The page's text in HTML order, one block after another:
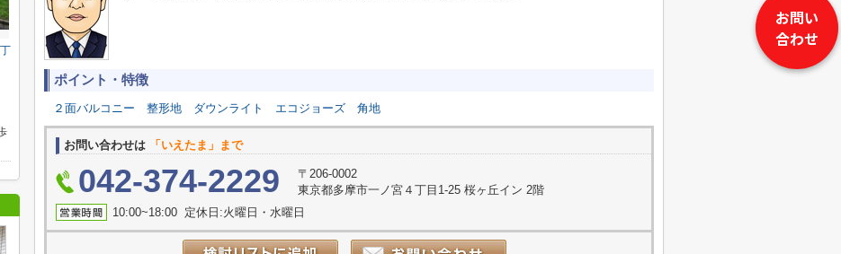
お問い
合わせ
ポイント・特徴
２面バルコニー 整形地 ダウンライト エコジョーズ 角地
お問い合わせは 「いえたま」まで
042-374-2229
〒206-0002
東京都多摩市一ノ宮４丁目1-25 桜ヶ丘イン 2階
10:00~18:00 定休日:火曜日・水曜日